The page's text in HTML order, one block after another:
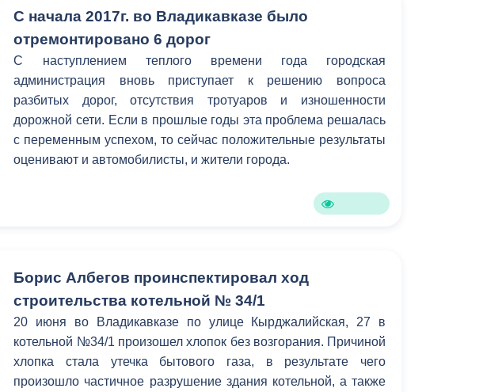
С начала 2017г. во Владикавказе было
отремонтировано 6 дорог
С наступлением теплого времени года городская
администрация вновь приступает к решению вопроса
разбитых дорог, отсутствия тротуаров и изношенности
дорожной сети. Если в прошлые годы эта проблема решалась
с переменным успехом, то сейчас положительные результаты
оценивают и автомобилисты, и жители города.
Борис Албегов проинспектировал ход
строительства котельной № 34/1
20 июня во Владикавказе по улице Кырджалийская, 27 в
котельной №34/1 произошел хлопок без возгорания. Причиной
хлопка стала утечка бытового газа, в результате чего
произошло частичное разрушение здания котельной, а также